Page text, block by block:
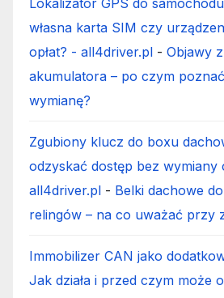
własna karta SIM czy
opłat? - all4driver.pl - Objawy
akumulatora – po czym
wymianę?
Zgubiony klucz do boxu
odzyskać dostęp bez wymiany
all4driver.pl - Belki dachowe
relingów – na co uważać przy
Immobilizer CAN jako
Jak działa i przed czym może